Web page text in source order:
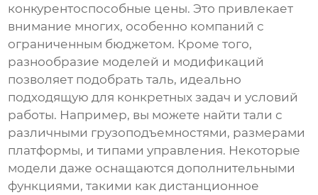
конкурентоспособные цены. Это привлекает
внимание многих, особенно компаний с
ограниченным бюджетом. Кроме того,
разнообразие моделей и модификаций
позволяет подобрать таль, идеально
подходящую для конкретных задач и условий
работы. Например, вы можете найти тали с
различными грузоподъемностями, размерами
платформы, и типами управления. Некоторые
модели даже оснащаются дополнительными
функциями, такими как дистанционное